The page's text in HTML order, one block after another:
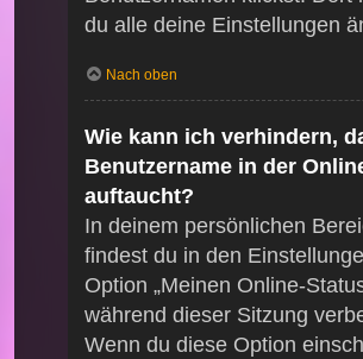
du alle deine Einstellungen
Nach oben
Wie kann ich verhindern,
Benutzername in der
auftaucht?
In deinem persönlichen
findest du in den
Option „Meinen Online-
während dieser Sitzung
Wenn du diese Option